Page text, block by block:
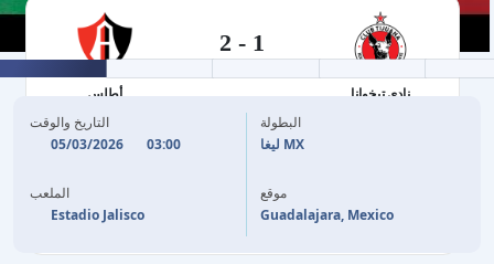
أطلس
2 - 1
نادي تيخوانا
التاريخ والوقت
05/03/2026
03:00
الملعب
Estadio Jalisco
البطولة
ليغا MX
موقع
Guadalajara, Mexico